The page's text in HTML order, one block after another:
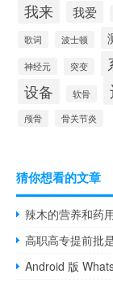
我来 我爱
歌词 波士顿
神经元 突变
设备 软骨
颅骨
骨关节炎
猜你想看的文章
辣木的营养和药
高职高专提前批
Android 版